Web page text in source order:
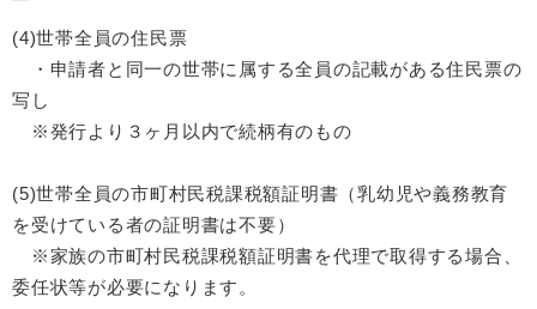
(4)世帯全員の住民票
・申請者と同一の世帯に属する全員の記載がある住民票の
写し
※発行より３ヶ月以内で続柄有のもの
(5)世帯全員の市町村民税課税額証明書（乳幼児や義務教育
を受けている者の証明書は不要）
※家族の市町村民税課税額証明書を代理で取得する場合、
委任状等が必要になります。